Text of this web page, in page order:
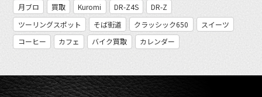
月ブロ
買取 Kuromi DR-Z4S
DR-Z
ツーリングスポット
そば街道 クラッシック650
スイーツ
コーヒー
カフェ バイク買取 カレンダー